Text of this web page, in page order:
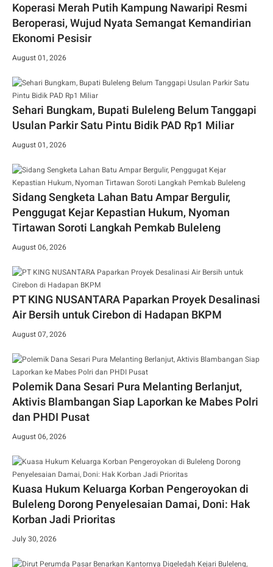
Koperasi Merah Putih Kampung Nawaripi Resmi
Beroperasi, Wujud Nyata Semangat Kemandirian
Ekonomi Pesisir
August 01, 2026
Sehari Bungkam, Bupati Buleleng Belum Tanggapi
Usulan Parkir Satu Pintu Bidik PAD Rp1 Miliar
August 01, 2026
Sidang Sengketa Lahan Batu Ampar Bergulir,
Penggugat Kejar Kepastian Hukum, Nyoman
Tirtawan Soroti Langkah Pemkab Buleleng
August 06, 2026
PT KING NUSANTARA Paparkan Proyek Desalinasi
Air Bersih untuk Cirebon di Hadapan BKPM
August 07, 2026
Polemik Dana Sesari Pura Melanting Berlanjut,
Aktivis Blambangan Siap Laporkan ke Mabes Polri
dan PHDI Pusat
August 06, 2026
Kuasa Hukum Keluarga Korban Pengeroyokan di
Buleleng Dorong Penyelesaian Damai, Doni: Hak
Korban Jadi Prioritas
July 30, 2026